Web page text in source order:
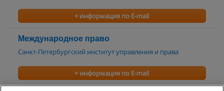
+ информация по E-mail
Международное право
Санкт-Петербургский институт управления и права
+ информация по E-mail